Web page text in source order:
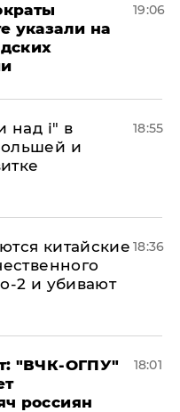
указали на
19:06
над і" в
и
18:55
китайские
2 и убивают
18:36
"ВЧК-ОГПУ"
россиян
18:01